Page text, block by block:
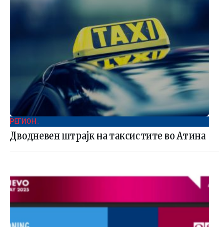
РЕГИОН .
Дводневен штрајк на таксистите во Атина